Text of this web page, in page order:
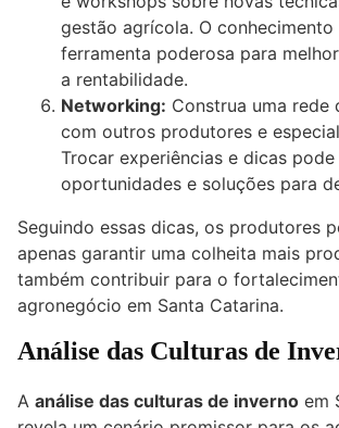
gestão agrícola. O conhecimento
ferramenta poderosa para
a rentabilidade.
Networking: Construa uma rede
com outros produtores e
Trocar experiências e dicas
oportunidades e soluções para
Seguindo essas dicas, os produtores
apenas garantir uma colheita mais
também contribuir para o
agronegócio em Santa Catarina.
Análise das Culturas de
A análise das culturas de inverno em